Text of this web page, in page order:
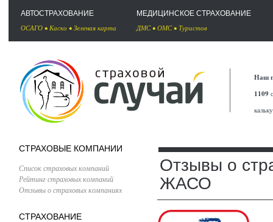
АВТОСТРАХОВАНИЕ
ОСАГО • Каско • Зеленая карта
МЕДИЦИНСКОЕ СТРАХОВАНИЕ
ДМС• ОМС• Туристов
Наш
1109
СТРАХОВЫЕ КОМПАНИИ
Список страховых компаний
Рейтинг страховых компаний
Отзывы о страховых компаниях
СТРАХОВАНИЕ
Отзывы о
ЖАСО